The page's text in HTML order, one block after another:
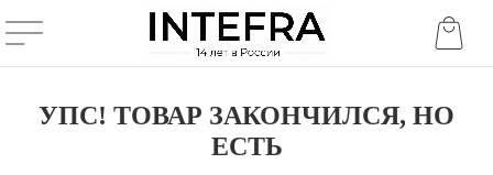
УПС! ТОВАР ЗАКОНЧИЛСЯ, НО
ЕСТЬ